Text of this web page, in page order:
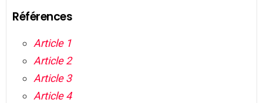
Références
Article 1
Article 2
Article 3
Article 4